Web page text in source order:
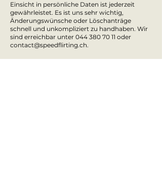
Einsicht in persönliche Daten ist jederzeit
gewährleistet. Es ist uns sehr wichtig,
Änderungswünsche oder Löschanträge
schnell und unkompliziert zu handhaben. Wir
sind erreichbar unter 044 380 70 11 oder
contact@speedflirting.ch.
Verantwortlich für alle Daten: